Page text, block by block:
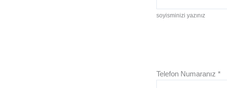
soyisminizi yazınız
Telefon Numaranız *